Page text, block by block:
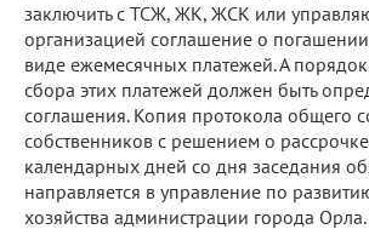
заключить с ТСЖ, ЖК, ЖСК или
организацией соглашение о
виде ежемесячных платежей. А
сбора этих платежей должен быть
соглашения. Копия протокола общего
собственников с решением о
календарных дней со дня заседания
направляется в управление по
хозяйства администрации города Орла.